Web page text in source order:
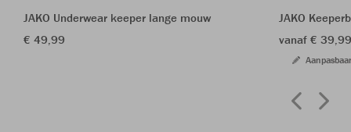
JAKO Underwear keeper lange mouw
€ 49,99
JAKO
vanaf €